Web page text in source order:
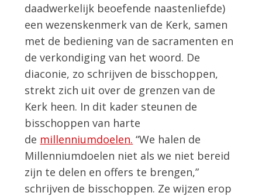
daadwerkelijk beoefende naastenliefde)
een wezenskenmerk van de Kerk, samen
met de bediening van de sacramenten en
de verkondiging van het woord. De
diaconie, zo schrijven de bisschoppen,
strekt zich uit over de grenzen van de
Kerk heen. In dit kader steunen de
bisschoppen van harte
de millenniumdoelen. “We halen de
Millenniumdoelen niet als we niet bereid
zijn te delen en offers te brengen,”
schrijven de bisschoppen. Ze wijzen erop